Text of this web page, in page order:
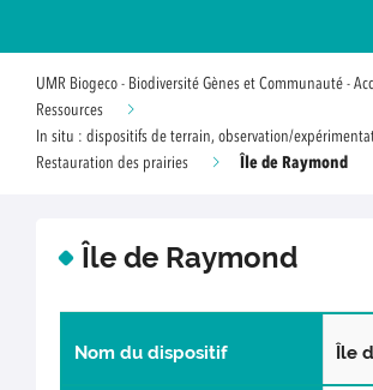
UMR Biogeco - Biodiversité Gènes et Communauté -
Ressources
In situ : dispositifs de terrain, observation/
Restauration des prairies
Île de Raymond
Île de Raymond
Nom du dispositif Île